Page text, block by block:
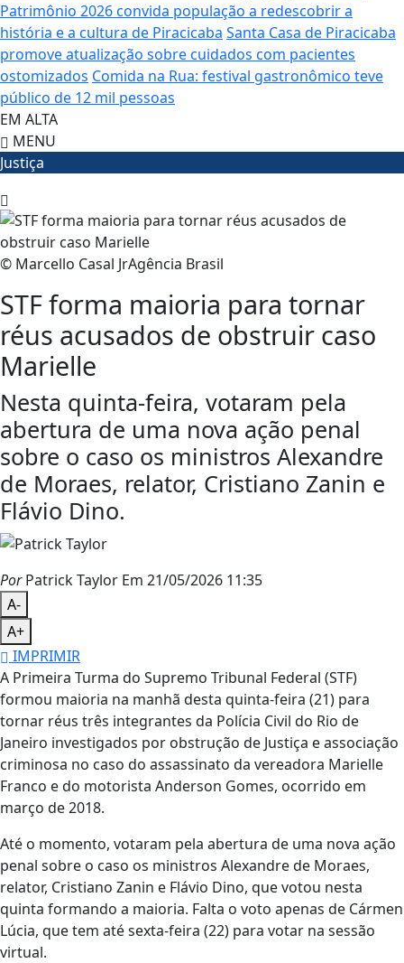
Patrimônio 2026 convida população a redescobrir a
história e a cultura de Piracicaba Santa Casa de Piracicaba
promove atualização sobre cuidados com pacientes
ostomizados Comida na Rua: festival gastronômico teve
público de 12 mil pessoas
EM ALTA
MENU
Justiça
© Marcello Casal JrAgência Brasil
STF forma maioria para tornar
réus acusados de obstruir caso
Marielle
Nesta quinta-feira, votaram pela
abertura de uma nova ação penal
sobre o caso os ministros Alexandre
de Moraes, relator, Cristiano Zanin e
Flávio Dino.
PorPatrick Taylor Em 21/05/2026 11:35
A-
A+
IMPRIMIR
A Primeira Turma do Supremo Tribunal Federal (STF)
formou maioria na manhã desta quinta-feira (21) para
tornar réus três integrantes da Polícia Civil do Rio de
Janeiro investigados por obstrução de Justiça e associação
criminosa no caso do assassinato da vereadora Marielle
Franco e do motorista Anderson Gomes, ocorrido em
março de 2018.
Até o momento, votaram pela abertura de uma nova ação
penal sobre o caso os ministros Alexandre de Moraes,
relator, Cristiano Zanin e Flávio Dino, que votou nesta
quinta formando a maioria. Falta o voto apenas de Cármen
Lúcia, que tem até sexta-feira (22) para votar na sessão
virtual.